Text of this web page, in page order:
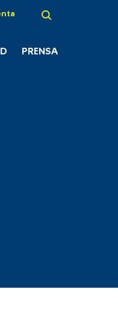
PRENSA